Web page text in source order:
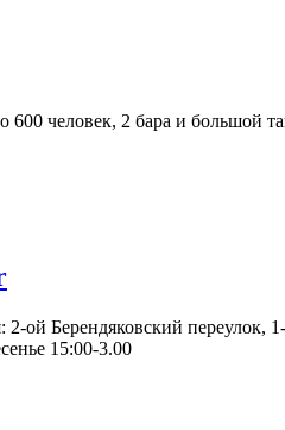
600 человек, 2 бара и большой
2-ой Берендяковский
15:00-3.00